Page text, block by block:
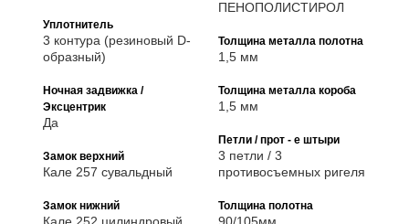
Уплотнитель
3 контура (резиновый D-
образный)
Ночная задвижка /
Эксцентрик
Да
Замок верхний
Кале 257 сувальдный
Замок нижний
ПЕНОПОЛИСТИРОЛ
Толщина металла полотна
1,5 мм
Толщина металла короба
1,5 мм
Петли / прот - е штыри
3 петли / 3
противосъемных ригеля
Толщина полотна